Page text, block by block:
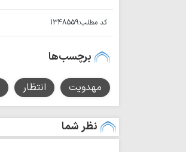
کد مطلب:1348559
برچسب‌ها
مهدویت انتظار
نظر شما